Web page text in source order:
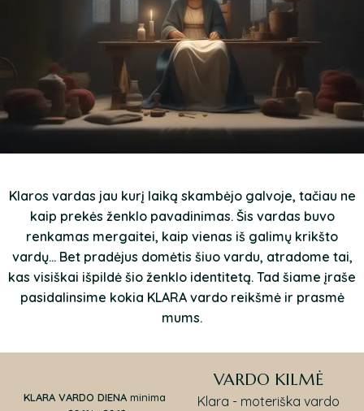
Klaros vardas jau kurį laiką skambėjo galvoje, tačiau ne
kaip prekės ženklo pavadinimas. Šis vardas buvo
renkamas mergaitei, kaip vienas iš galimų krikšto
vardų... Bet pradėjus domėtis šiuo vardu, atradome tai,
kas visiškai išpildė šio ženklo identitetą. Tad šiame įraše
pasidalinsime kokia KLARA vardo reikšmė ir prasmė
mums.
KLARA VARDO DIENA minima
VARDO KILMĖ
Klara - moteriška vardo